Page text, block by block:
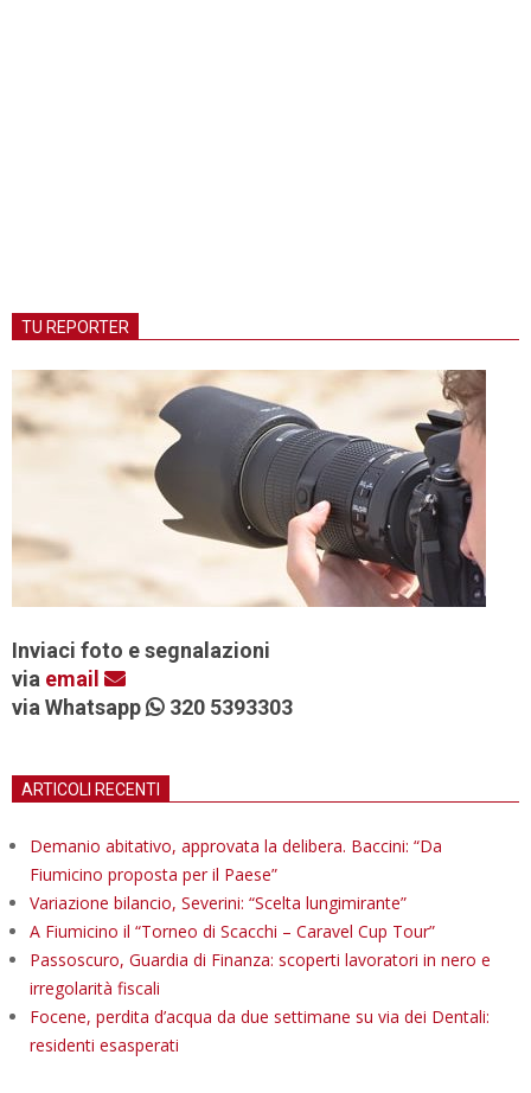
TU REPORTER
Inviaci foto e segnalazioni
via email
via Whatsapp
320 5393303
ARTICOLI RECENTI
Demanio abitativo, approvata la delibera. Baccini: “Da
Fiumicino proposta per il Paese”
Variazione bilancio, Severini: “Scelta lungimirante”
A Fiumicino il “Torneo di Scacchi – Caravel Cup Tour”
Passoscuro, Guardia di Finanza: scoperti lavoratori in nero e
irregolarità fiscali
Focene, perdita d’acqua da due settimane su via dei Dentali:
residenti esasperati